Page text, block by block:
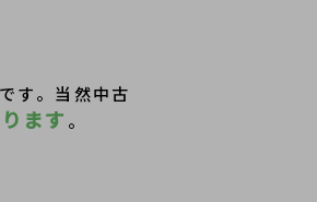
す。当然中古
ます 。